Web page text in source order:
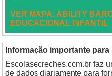
VER MAPA: ABILITY
EDUCACIONAL INFANTIL
Informação importante
Escolasecreches.com.br faz
de dados diariamente para